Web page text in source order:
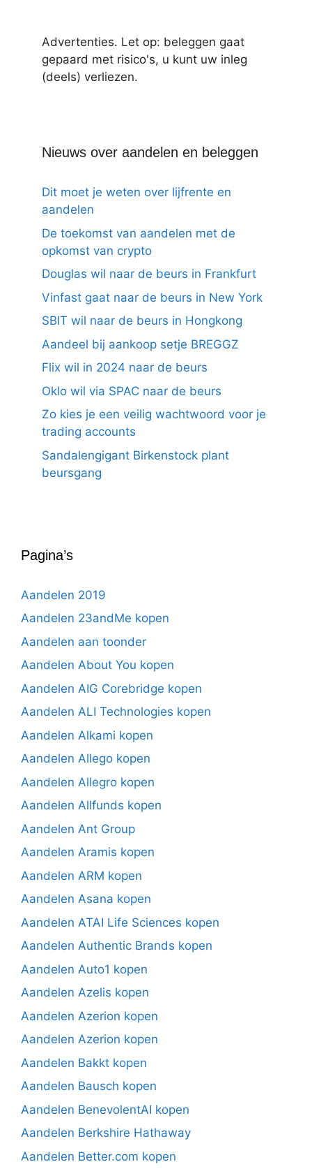
Advertenties. Let op: beleggen gaat
gepaard met risico's, u kunt uw inleg
(deels) verliezen.
Nieuws over aandelen en beleggen
Dit moet je weten over lijfrente en
aandelen
De toekomst van aandelen met de
opkomst van crypto
Douglas wil naar de beurs in Frankfurt
Vinfast gaat naar de beurs in New York
SBIT wil naar de beurs in Hongkong
Aandeel bij aankoop setje BREGGZ
Flix wil in 2024 naar de beurs
Oklo wil via SPAC naar de beurs
Zo kies je een veilig wachtwoord voor je
trading accounts
Sandalengigant Birkenstock plant
beursgang
Pagina’s
Aandelen 2019
Aandelen 23andMe kopen
Aandelen aan toonder
Aandelen About You kopen
Aandelen AIG Corebridge kopen
Aandelen ALI Technologies kopen
Aandelen Alkami kopen
Aandelen Allego kopen
Aandelen Allegro kopen
Aandelen Allfunds kopen
Aandelen Ant Group
Aandelen Aramis kopen
Aandelen ARM kopen
Aandelen Asana kopen
Aandelen ATAI Life Sciences kopen
Aandelen Authentic Brands kopen
Aandelen Auto1 kopen
Aandelen Azelis kopen
Aandelen Azerion kopen
Aandelen Azerion kopen
Aandelen Bakkt kopen
Aandelen Bausch kopen
Aandelen BenevolentAI kopen
Aandelen Berkshire Hathaway
Aandelen Better.com kopen